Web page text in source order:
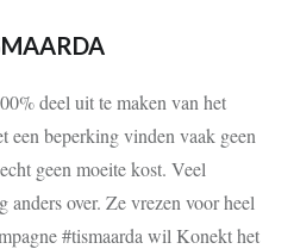
deel uit te maken van het
een beperking vinden vaak geen
geen moeite kost. Veel
anders over. Ze vrezen voor heel
#tismaarda wil Konekt het